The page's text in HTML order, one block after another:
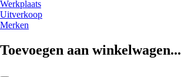
Werkplaats
Uitverkoop
Merken
Toevoegen aan winkelwagen...